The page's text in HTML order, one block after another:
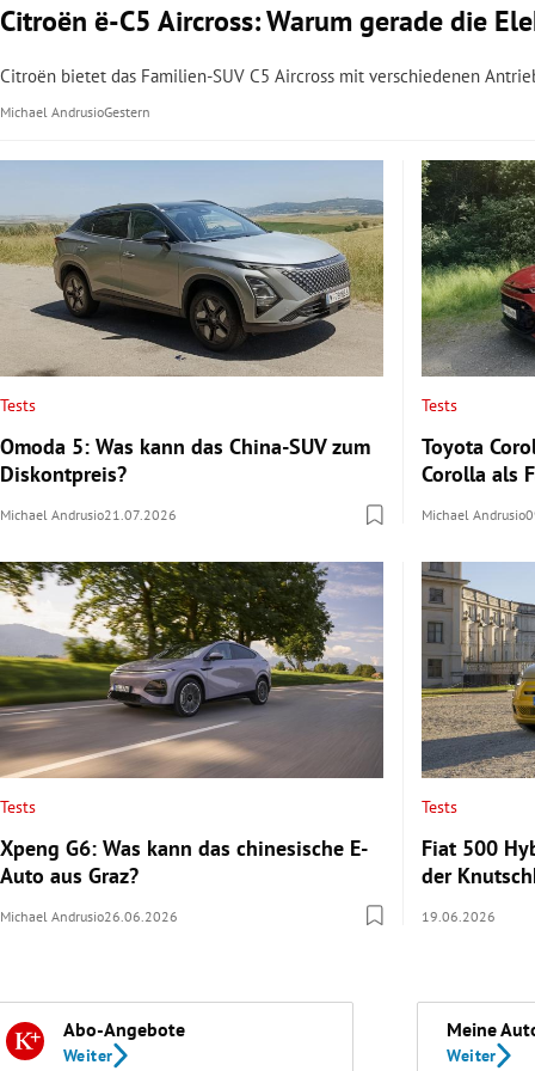
Citroën ë-C5 Aircross: Warum gerade die
Citroën bietet das Familien-SUV C5 Aircross mit verschiedenen
Michael AndrusioGestern
Tests
Omoda 5: Was kann das China-SUV zum
Diskontpreis?
Michael Andrusio21.07.2026
Tests
Toyota
Corolla als
Michael Andrusio
Tests
Xpeng G6: Was kann das chinesische E-
Auto aus Graz?
Michael Andrusio26.06.2026
Tests
Fiat 500
der
19.06.2026
Abo-Angebote
Weiter
Meine
Weiter